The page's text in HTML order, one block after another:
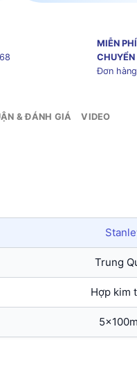
MIỄN
CHUYỂN
Đơn
& ĐÁNH GIÁ VIDEO
Trung
Hợp kim